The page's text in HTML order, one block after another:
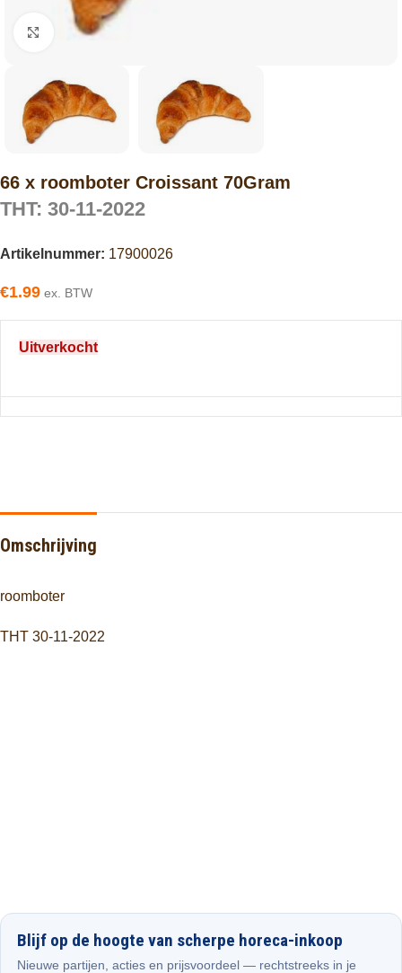
Click to enlarge
66 x roomboter Croissant 70Gram
THT: 30-11-2022
Artikelnummer: 17900026
€1.99 ex. BTW
Uitverkocht
Omschrijving
roomboter
THT 30-11-2022
Blijf op de hoogte van scherpe horeca-inkoop
Nieuwe partijen, acties en prijsvoordeel — rechtstreeks in je